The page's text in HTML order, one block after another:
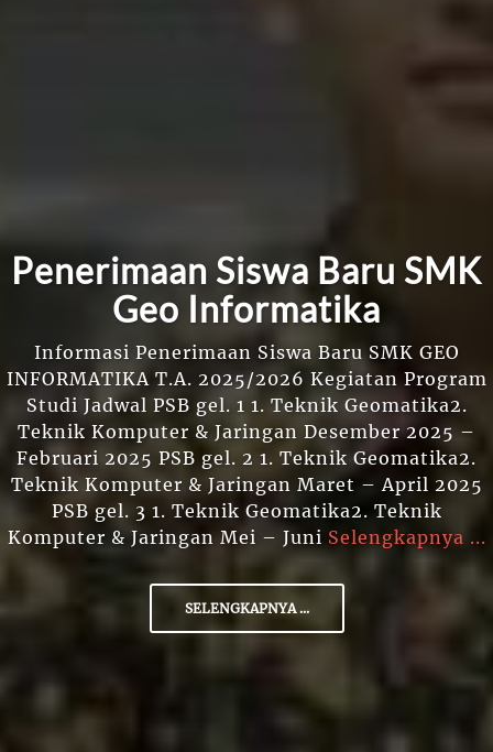
Penerimaan Siswa Baru SMK
Geo Informatika
Informasi Penerimaan Siswa Baru SMK GEO
INFORMATIKA T.A. 2025/2026 Kegiatan Program
Studi Jadwal PSB gel. 1 1. Teknik Geomatika2.
Teknik Komputer & Jaringan Desember 2025 –
Februari 2025 PSB gel. 2 1. Teknik Geomatika2.
Teknik Komputer & Jaringan Maret – April 2025
PSB gel. 3 1. Teknik Geomatika2. Teknik
Komputer & Jaringan Mei – Juni Selengkapnya ...
SELENGKAPNYA ...